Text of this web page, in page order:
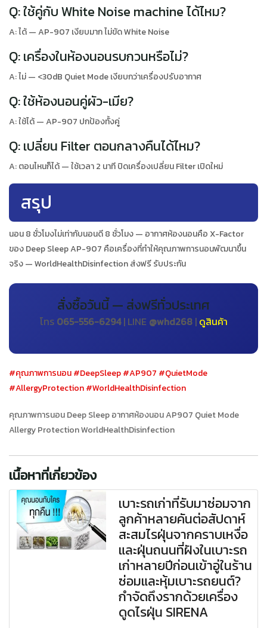
Q: ใช้คู่กับ White Noise machine ได้ไหม?
A: ได้ — AP-907 เงียบมาก ไม่ขัด White Noise
Q: เครื่องในห้องนอนรบกวนหรือไม่?
A: ไม่ — <30dB Quiet Mode เงียบกว่าเครื่องปรับอากาศ
Q: ใช้ห้องนอนคู่ผัว-เมีย?
A: ใช้ได้ — AP-907 ปกป้องทั้งคู่
Q: เปลี่ยน Filter ตอนกลางคืนได้ไหม?
A: ตอนไหนก็ได้ — ใช้เวลา 2 นาที ปิดเครื่องเปลี่ยน Filter เปิดใหม่
สรุป
นอน 8 ชั่วโมงไม่เท่ากับนอนดี 8 ชั่วโมง — อากาศห้องนอนคือ X-Factor
ของ Deep Sleep AP-907 คือเครื่องที่ทำให้คุณภาพการนอนพัฒนาขึ้น
จริง — WorldHealthDisinfection ส่งฟรี รับประกัน
สั่งซื้อวันนี้ — ส่งฟรีทั่วประเทศ
โทร 065-556-6294| LINE @whd268| ดูสินค้า
#คุณภาพการนอน#DeepSleep#AP907 #QuietMode
#AllergyProtection#WorldHealthDisinfection
คุณภาพการนอน Deep Sleep อากาศห้องนอน AP907 Quiet Mode
Allergy Protection WorldHealthDisinfection
เนื้อหาที่เกี่ยวข้อง
เบาะรถเก่าที่รับมาซ่อมจาก
ลูกค้าหลายคันต่อสัปดาห์
สะสมไรฝุ่นจากคราบเหงื่อ
และฝุ่นถนนที่ฝังในเบาะรถ
เก่าหลายปีก่อนเข้าอู่ในร้าน
ซ่อมและหุ้มเบาะรถยนต์?
กำจัดถึงรากด้วยเครื่อง
ดูดไรฝุ่น SIRENA